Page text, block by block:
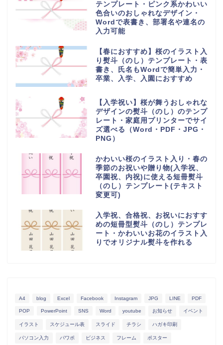
テンプレート・ピンク系かわいい
色合いのおしゃれなデザイン・
Wordで表書き、部署名や連名の
入力可能
【春におすすめ】桜のイラスト入
り熨斗（のし）テンプレート・表
書き、氏名もWordで簡単入力・
卒業、入学、入園におすすめ
【入学祝い】桜が舞うおしゃれな
デザインの熨斗（のし）のテンプ
レート・家庭用プリンターでサイ
ズ選べる（Word・PDF・JPG・
PNG）
かわいい桜のイラスト入り・春の
季節のお祝いや贈り物(入学祝、
卒園祝、内祝)に使える短冊熨斗
（のし）テンプレート(テキスト
変更可)
入学祝、合格祝、お祝いにおすす
めの短冊型熨斗（のし）テンプレ
ート・かわいいお花のイラスト入
りでオリジナル熨斗を作れる
A4 blog Excel Facebook Instagram JPG LINE PDF
POP PowerPoint SNS Word youtube お知らせ イベント
イラスト スケジュール表 スライド チラシ ハガキ印刷
パソコン入力 パワポ ビジネス フレーム ポスター